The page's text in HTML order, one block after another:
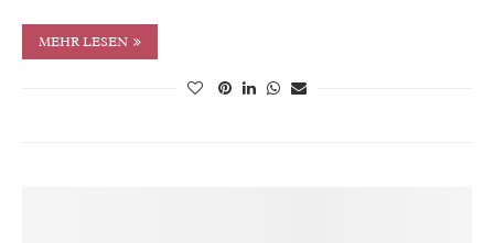
MEHR LESEN